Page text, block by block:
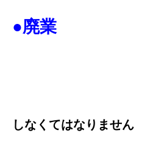
●廃業
しなくてはなりません